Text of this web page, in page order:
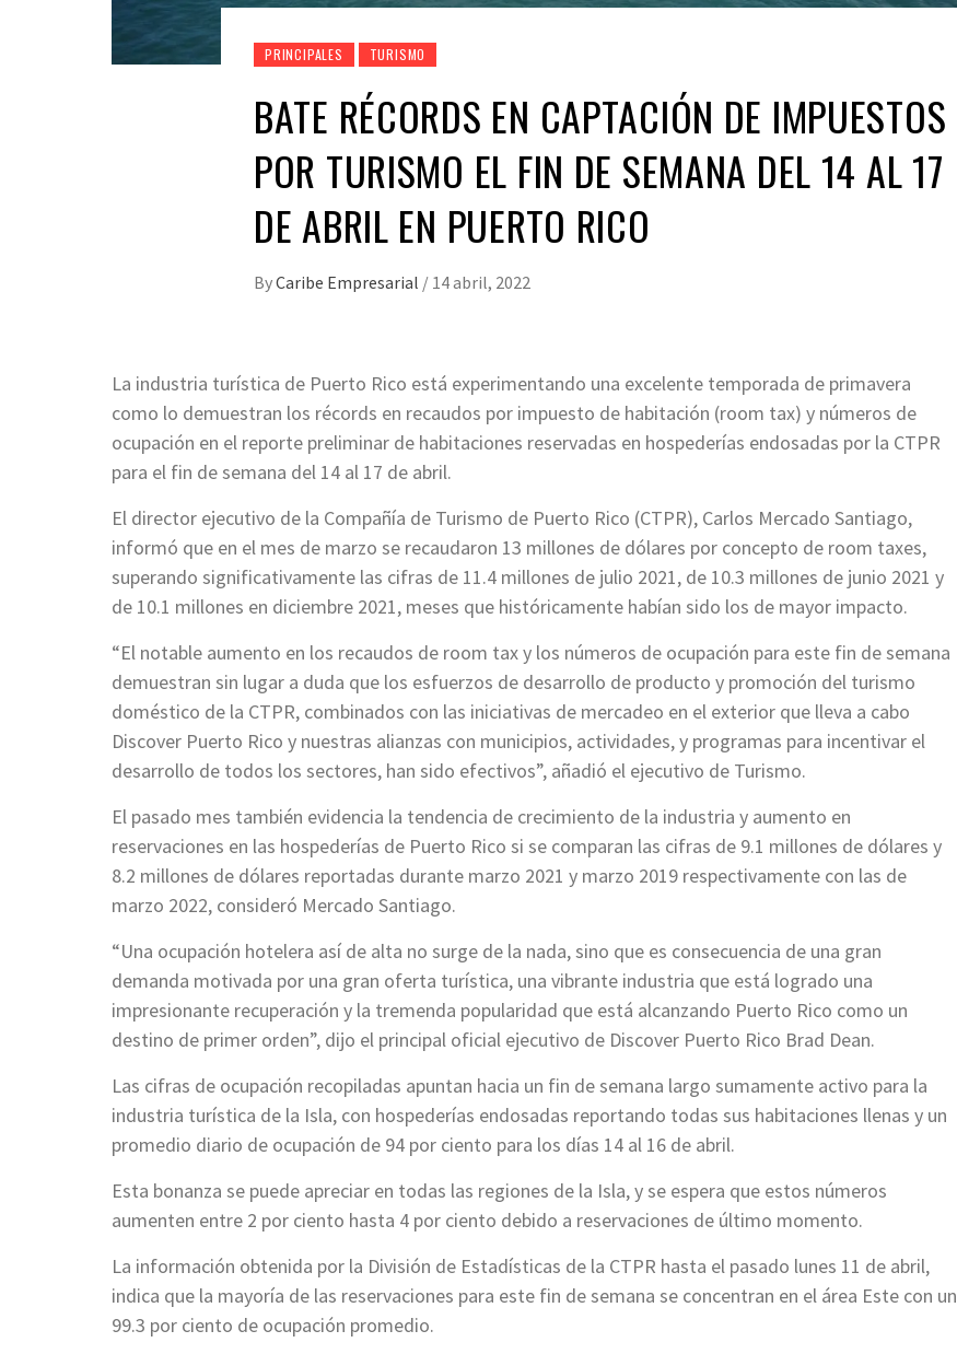
PRINCIPALES TURISMO
BATE RÉCORDS EN CAPTACIÓN DE IMPUESTOS
POR TURISMO EL FIN DE SEMANA DEL 14 AL 17
DE ABRIL EN PUERTO RICO
ByCaribe Empresarial / 14 abril, 2022
La industria turística de Puerto Rico está experimentando una excelente temporada de primavera
como lo demuestran los récords en recaudos por impuesto de habitación (room tax) y números de
ocupación en el reporte preliminar de habitaciones reservadas en hospederías endosadas por la CTPR
para el fin de semana del 14 al 17 de abril.
El director ejecutivo de la Compañía de Turismo de Puerto Rico (CTPR), Carlos Mercado Santiago,
informó que en el mes de marzo se recaudaron 13 millones de dólares por concepto de room taxes,
superando significativamente las cifras de 11.4 millones de julio 2021, de 10.3 millones de junio 2021 y
de 10.1 millones en diciembre 2021, meses que históricamente habían sido los de mayor impacto.
“El notable aumento en los recaudos de room tax y los números de ocupación para este fin de semana
demuestran sin lugar a duda que los esfuerzos de desarrollo de producto y promoción del turismo
doméstico de la CTPR, combinados con las iniciativas de mercadeo en el exterior que lleva a cabo
Discover Puerto Rico y nuestras alianzas con municipios, actividades, y programas para incentivar el
desarrollo de todos los sectores, han sido efectivos”, añadió el ejecutivo de Turismo.
El pasado mes también evidencia la tendencia de crecimiento de la industria y aumento en
reservaciones en las hospederías de Puerto Rico si se comparan las cifras de 9.1 millones de dólares y
8.2 millones de dólares reportadas durante marzo 2021 y marzo 2019 respectivamente con las de
marzo 2022, consideró Mercado Santiago.
“Una ocupación hotelera así de alta no surge de la nada, sino que es consecuencia de una gran
demanda motivada por una gran oferta turística, una vibrante industria que está logrado una
impresionante recuperación y la tremenda popularidad que está alcanzando Puerto Rico como un
destino de primer orden”, dijo el principal oficial ejecutivo de Discover Puerto Rico Brad Dean.
Las cifras de ocupación recopiladas apuntan hacia un fin de semana largo sumamente activo para la
industria turística de la Isla, con hospederías endosadas reportando todas sus habitaciones llenas y un
promedio diario de ocupación de 94 por ciento para los días 14 al 16 de abril.
Esta bonanza se puede apreciar en todas las regiones de la Isla, y se espera que estos números
aumenten entre 2 por ciento hasta 4 por ciento debido a reservaciones de último momento.
La información obtenida por la División de Estadísticas de la CTPR hasta el pasado lunes 11 de abril,
indica que la mayoría de las reservaciones para este fin de semana se concentran en el área Este con un
99.3 por ciento de ocupación promedio.